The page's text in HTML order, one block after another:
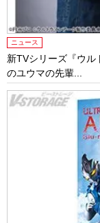
ニュース
新TVシリーズ『ウル
のユウマの先輩...